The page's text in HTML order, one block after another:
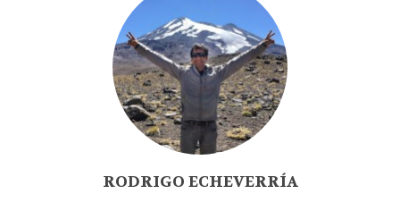
RODRIGO ECHEVERRÍA